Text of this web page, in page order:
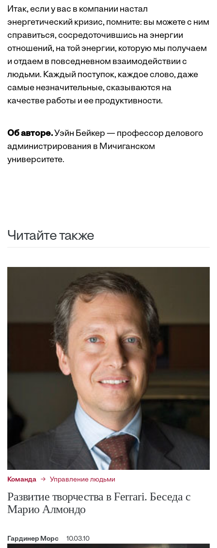
Итак, если у вас в компании настал
энергетический кризис, помните: вы можете с ним
справиться, сосредоточившись на энергии
отношений, на той энергии, которую мы получаем
и отдаем в повседневном взаимодействии с
людьми. Каждый поступок, каждое слово, даже
самые незначительные, сказываются на
качестве работы и ее продуктивности.
Об авторе.Уэйн Бейкер — профессор делового
администрирования в Мичиганском
университете.
Читайте также
Команда Управление людьми
Развитие творчества в Ferrari. Беседа с
Марио Алмондо
Гардинер Морс 10.03.10